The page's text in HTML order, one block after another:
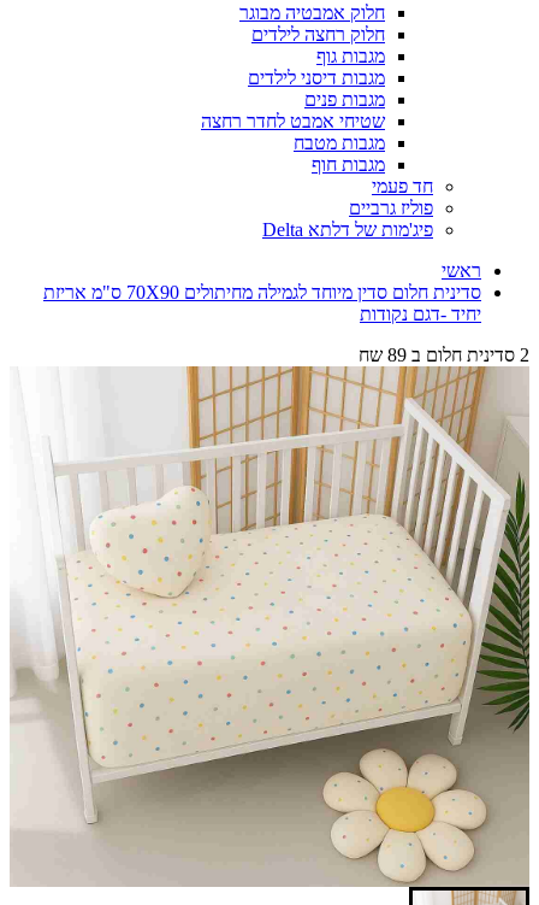
חלוק אמבטיה מבוגר
חלוק רחצה לילדים
מגבות גוף
מגבות דיסני לילדים
מגבות פנים
שטיחי אמבט לחדר רחצה
מגבות מטבח
מגבות חוף
חד פעמי
פוליז גרביים
פיג'מות של דלתא Delta
ראשי
סדינית חלום סדין מיוחד לגמילה מחיתולים 70X90 ס"מ אריזת
יחיד -דגם נקודות
2 סדינית חלום ב 89 שח